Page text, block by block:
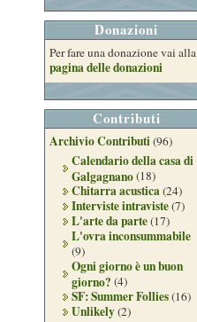
Donazioni
Per fare una donazione vai alla
pagina delle donazioni
Contributi
Archivio Contributi(96)
Calendario della casa di
Galgagnano(18)
Chitarra acustica(24)
Interviste intraviste(7)
L'arte da parte(17)
L'ovra inconsummabile
(9)
Ogni giorno è un buon
giorno? (4)
SF: Summer Follies(16)
Unlikely(2)